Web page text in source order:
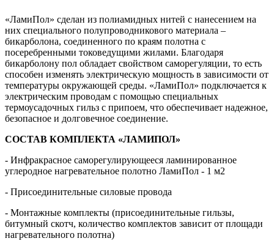
«ЛамиПол» сделан из полиамидных нитей с нанесением на
них специального полупроводникового материала –
бикарболона, соединенного по краям полотна с
посеребренными токоведущими жилами. Благодаря
бикарболону пол обладает свойством саморегуляции, то есть
способен изменять электрическую мощность в зависимости от
температуры окружающей среды. «ЛамиПол» подключается к
электрическим проводам с помощью специальных
термоусадочных гильз с припоем, что обеспечивает надежное,
безопасное и долговечное соединение.
СОСТАВ КОМПЛЕКТА «ЛАМИПОЛ»
- Инфракрасное саморегулирующееся ламинированное
углеродное нагревательное полотно ЛамиПол - 1 м2
- Присоединительные силовые провода
- Монтажные комплекты (присоединительные гильзы,
битумный скотч, количество комплектов зависит от площади
нагревательного полотна)